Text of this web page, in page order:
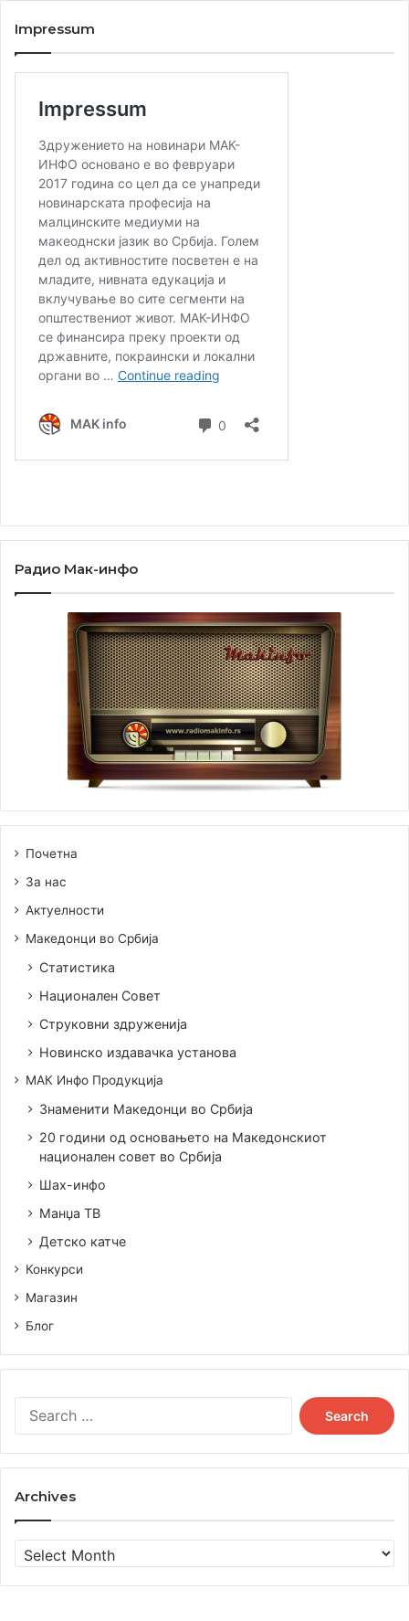
Impressum
Радио Мак-инфо
Почетна
За нас
Актуелности
Македонци во Србија
Статистика
Национален Совет
Струковни здруженија
Новинско издавачка установа
МАК Инфо Продукција
Знаменити Македонци во Србија
20 години од основањето на Македонскиот
национален совет во Србија
Шах-инфо
Манџа ТВ
Детско катче
Конкурси
Магазин
Блог
Search
for:
Archives
Archives